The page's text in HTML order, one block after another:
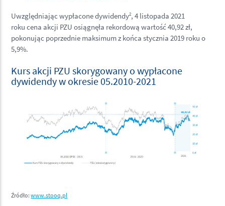
Uwzględniając wypłacone dywidendy2, 4 listopada 2021
roku cena akcji PZU osiągnęła rekordową wartość 40,92 zł,
pokonując poprzednie maksimum z końca stycznia 2019 roku o
5,9%.
Kurs akcji PZU skorygowany o wypłacone
dywidendy w okresie 05.2010-2021
Źródło:www.stooq.pl